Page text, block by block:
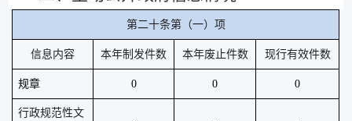
第二十条第（一）项
信息内容 本年制发件数 本年废止件数 现行有效件数
规章 0 0 0
行政规范性文